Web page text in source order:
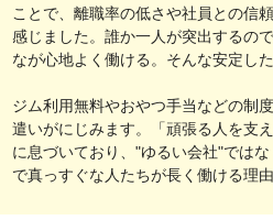
ことで、離職率の低さや社員との信
感じました。誰か一人が突出するの
なが心地よく働ける。そんな安定し
ジム利用無料やおやつ手当などの制
遣いがにじみます。「頑張る人を支
に息づいており、"ゆるい会社"では
で真っすぐな人たちが長く働ける理